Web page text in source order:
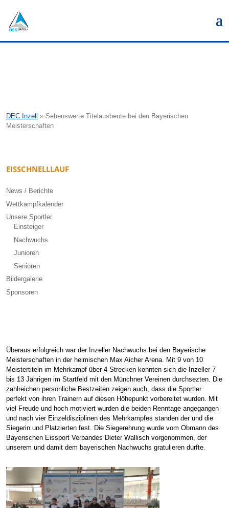
DEC Inzell » Sehenswerte Titelausbeute bei den Bayerischen
Meisterschaften
EISSCHNELLLAUF
News / Berichte
Wettkampfkalender
Unsere Sportler
Einsteiger
Nachwuchs
Junioren
Senioren
Bildergalerie
Sponsoren
Überaus erfolgreich war der Inzeller Nachwuchs bei den Bayerische
Meisterschaften in der heimischen Max Aicher Arena. Mit 9 von 10
Meistertiteln im Mehrkampf über 4 Strecken konnten sich die Inzeller 7
bis 13 Jährigen im Startfeld mit den Münchner Vereinen durchsezten. Die
zahlreichen persönliche Bestzeiten zeigen auch, dass die Sportler
perfekt von ihren Trainern auf diesen Höhepunkt vorbereitet wurden. Mit
viel Freude und hoch motiviert wurden die beiden Renntage angegangen
und nach vier Einzeldisziplinen des Mehrkampfes standen der und die
Siegerin und Platzierten fest. Die Siegerehrung wurde vom Obmann des
Bayerischen Eissport Verbandes Dieter Wallisch vorgenommen, der
unserem und damit dem bayerischen Nachwuchs gratulieren durfte.